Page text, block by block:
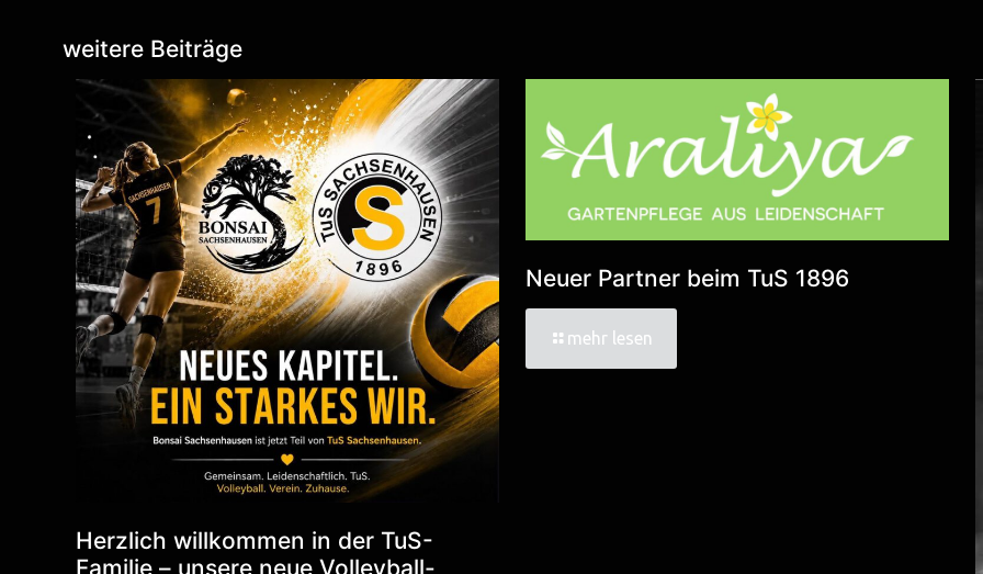
weitere Beiträge
Herzlich willkommen in der TuS-
Familie – unsere neue Volleyball-
Neuer Partner beim TuS 1896
mehr lesen